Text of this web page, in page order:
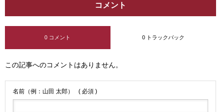
コメント
0 コメント 0 トラックバック
この記事へのコメントはありません。
名前（例：山田 太郎） ( 必須 )